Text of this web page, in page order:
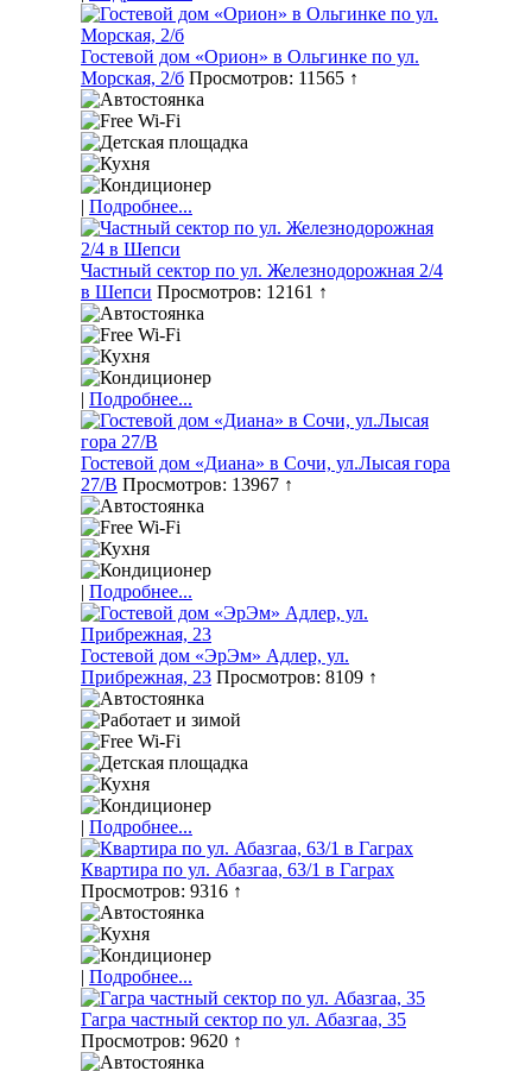
Гостевой дом «Орион» в Ольгинке по ул.
Морская, 2/б Просмотров: 11565 ↑
| Подробнее...
Частный сектор по ул. Железнодорожная 2/4
в Шепси Просмотров: 12161 ↑
| Подробнее...
Гостевой дом «Диана» в Сочи, ул.Лысая гора
27/В Просмотров: 13967 ↑
| Подробнее...
Гостевой дом «ЭрЭм» Адлер, ул.
Прибрежная, 23 Просмотров: 8109 ↑
| Подробнее...
Квартира по ул. Абазгаа, 63/1 в Гаграх
Просмотров: 9316 ↑
| Подробнее...
Гагра частный сектор по ул. Абазгаа, 35
Просмотров: 9620 ↑